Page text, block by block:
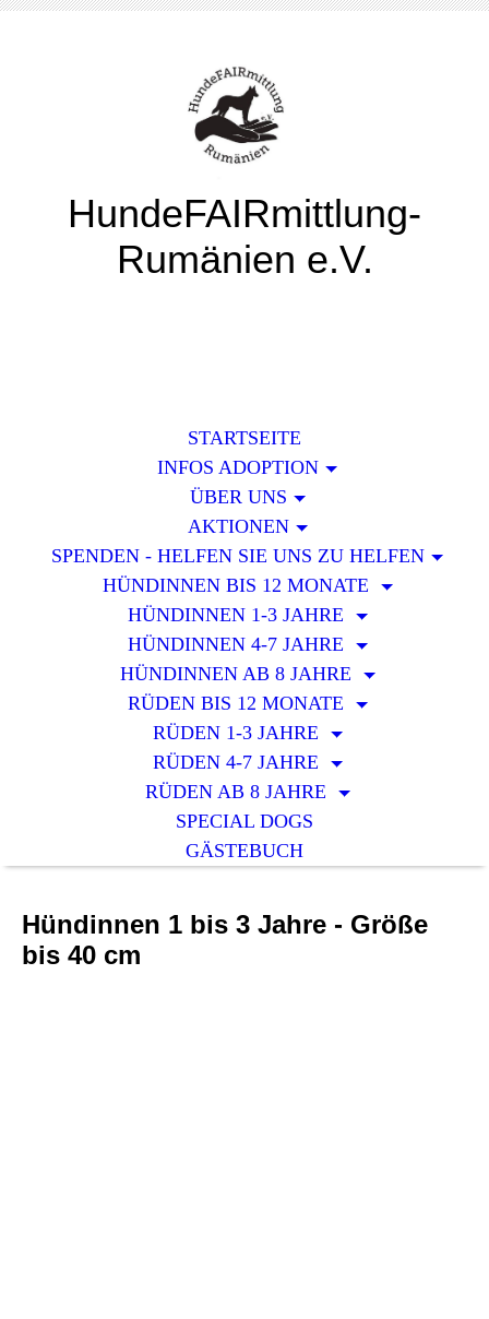
HundeFAIRmittlung-
Rumänien e.V.
STARTSEITE
INFOS ADOPTION
ÜBER UNS
AKTIONEN
SPENDEN - HELFEN SIE UNS ZU HELFEN
HÜNDINNEN BIS 12 MONATE
HÜNDINNEN 1-3 JAHRE
HÜNDINNEN 4-7 JAHRE
HÜNDINNEN AB 8 JAHRE
RÜDEN BIS 12 MONATE
RÜDEN 1-3 JAHRE
RÜDEN 4-7 JAHRE
RÜDEN AB 8 JAHRE
SPECIAL DOGS
GÄSTEBUCH
Hündinnen 1 bis 3 Jahre - Größe
bis 40 cm